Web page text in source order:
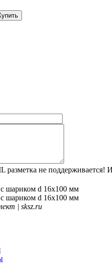
разметка не поддерживается!
шариком d 16х100 мм
шариком d 16х100 мм
| sksz.ru